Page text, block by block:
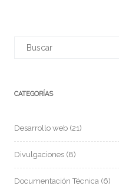
CATEGORÍAS
Desarrollo web (21)
Divulgaciones (8)
Documentación Técnica (6)